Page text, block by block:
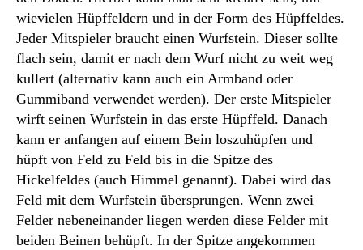
wievielen Hüpffeldern und in der Form des Hüpffeldes.
Jeder Mitspieler braucht einen Wurfstein. Dieser sollte
flach sein, damit er nach dem Wurf nicht zu weit weg
kullert (alternativ kann auch ein Armband oder
Gummiband verwendet werden). Der erste Mitspieler
wirft seinen Wurfstein in das erste Hüpffeld. Danach
kann er anfangen auf einem Bein loszuhüpfen und
hüpft von Feld zu Feld bis in die Spitze des
Hickelfeldes (auch Himmel genannt). Dabei wird das
Feld mit dem Wurfstein übersprungen. Wenn zwei
Felder nebeneinander liegen werden diese Felder mit
beiden Beinen behüpft. In der Spitze angekommen